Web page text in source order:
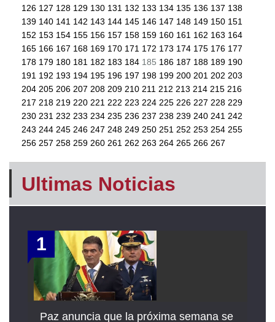
126 127 128 129 130 131 132 133 134 135 136 137 138
139 140 141 142 143 144 145 146 147 148 149 150 151
152 153 154 155 156 157 158 159 160 161 162 163 164
165 166 167 168 169 170 171 172 173 174 175 176 177
178 179 180 181 182 183 184 185 186 187 188 189 190
191 192 193 194 195 196 197 198 199 200 201 202 203
204 205 206 207 208 209 210 211 212 213 214 215 216
217 218 219 220 221 222 223 224 225 226 227 228 229
230 231 232 233 234 235 236 237 238 239 240 241 242
243 244 245 246 247 248 249 250 251 252 253 254 255
256 257 258 259 260 261 262 263 264 265 266 267
Ultimas Noticias
1
Paz anuncia que la próxima semana se